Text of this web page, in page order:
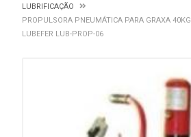
LUBRIFICAÇÃO
PROPULSORA PNEUMÁTICA PARA GRAXA 40KG
LUBEFER LUB-PROP-06